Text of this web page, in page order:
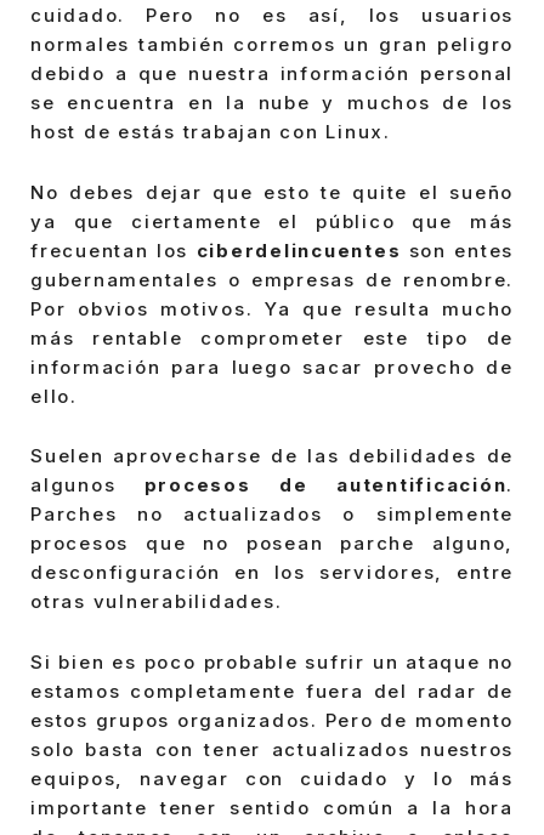
cuidado. Pero no es así, los usuarios
normales también corremos un gran peligro
debido a que nuestra información personal
se encuentra en la nube y muchos de los
host de estás trabajan con Linux.
No debes dejar que esto te quite el sueño
ya que ciertamente el público que más
frecuentan los ciberdelincuentes son entes
gubernamentales o empresas de renombre.
Por obvios motivos. Ya que resulta mucho
más rentable comprometer este tipo de
información para luego sacar provecho de
ello.
Suelen aprovecharse de las debilidades de
algunos procesos de autentificación.
Parches no actualizados o simplemente
procesos que no posean parche alguno,
desconfiguración en los servidores, entre
otras vulnerabilidades.
Si bien es poco probable sufrir un ataque no
estamos completamente fuera del radar de
estos grupos organizados. Pero de momento
solo basta con tener actualizados nuestros
equipos, navegar con cuidado y lo más
importante tener sentido común a la hora